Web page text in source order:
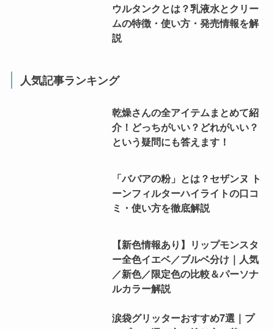
ウルタンクとは？乳液水とクリー
ムの特徴・使い方・発売情報を解
説
人気記事ランキング
乾燥さんの全アイテムまとめて紹
介！どっちがいい？どれがいい？
という疑問にも答えます！
「ババアの粉」とは？セザンヌ ト
ーンフィルターハイライトの口コ
ミ・使い方を徹底解説
【新色情報あり】リップモンスタ
ー全色イエベ／ブルベ分け｜人気
／新色／限定色の比較＆パーソナ
ルカラー解説
涙袋グリッターおすすめ7選｜プ